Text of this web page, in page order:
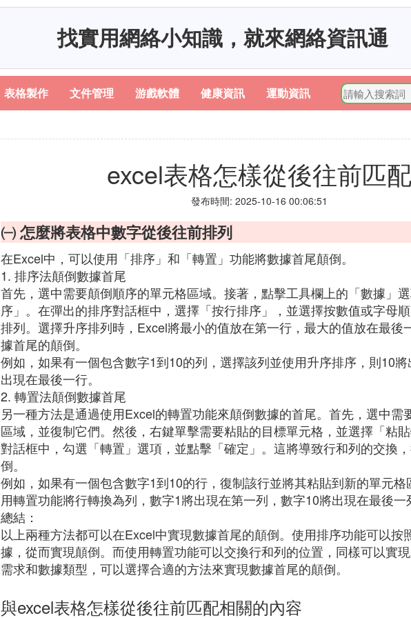
找實用網絡小知識，就來網絡資訊通
表格製作 文件管理 游戲軟體 健康資訊 運動資訊
excel表格怎樣從後往前匹配
發布時間: 2025-10-16 00:06:51
㈠ 怎麼將表格中數字從後往前排列
在Excel中，可以使用「排序」和「轉置」功能將數據首尾顛倒。
1. 排序法顛倒數據首尾
首先，選中需要顛倒順序的單元格區域。接著，點擊工具欄上的「數據」
序」。在彈出的排序對話框中，選擇「按行排序」，並選擇按數值或字母
排列。選擇升序排列時，Excel將最小的值放在第一行，最大的值放在最後
據首尾的顛倒。
例如，如果有一個包含數字1到10的列，選擇該列並使用升序排序，則10
出現在最後一行。
2. 轉置法顛倒數據首尾
另一種方法是通過使用Excel的轉置功能來顛倒數據的首尾。首先，選中需
區域，並復制它們。然後，右鍵單擊需要粘貼的目標單元格，並選擇「粘
對話框中，勾選「轉置」選項，並點擊「確定」。這將導致行和列的交換
倒。
例如，如果有一個包含數字1到10的行，復制該行並將其粘貼到新的單元格
用轉置功能將行轉換為列，數字1將出現在第一列，數字10將出現在最後一
總結：
以上兩種方法都可以在Excel中實現數據首尾的顛倒。使用排序功能可以按
據，從而實現顛倒。而使用轉置功能可以交換行和列的位置，同樣可以實
需求和數據類型，可以選擇合適的方法來實現數據首尾的顛倒。
與excel表格怎樣從後往前匹配相關的內容